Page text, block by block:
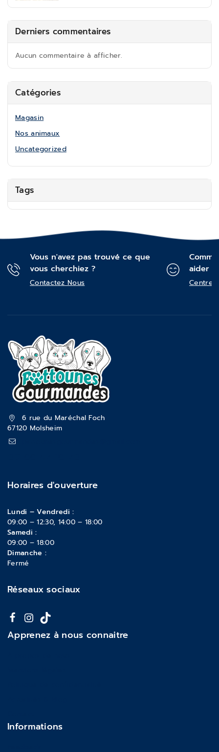
Derniers commentaires
Aucun commentaire à afficher.
Catégories
Magasin
Nos animaux
Uncategorized
Tags
Vous n'avez pas trouvé ce que
vous cherchiez ?
Contactez Nous
aider ?
Centre
6 rue du Maréchal Foch
67120 Molsheim
Horaires d'ouverture
Lundi – Vendredi :
09:00 – 12:30, 14:00 – 18:00
Samedi :
09:00 – 18:00
Dimanche :
Fermé
Réseaux sociaux
Apprenez à nous connaitre
Informations